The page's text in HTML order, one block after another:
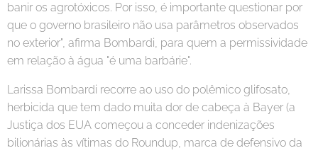
banir os agrotóxicos. Por isso, é importante questionar por
que o governo brasileiro não usa parâmetros observados
no exterior", afirma Bombardi, para quem a permissividade
em relação à água "é uma barbárie".
Larissa Bombardi recorre ao uso do polêmico glifosato,
herbicida que tem dado muita dor de cabeça à Bayer (a
Justiça dos EUA começou a conceder indenizações
bilionárias às vítimas do Roundup, marca de defensivo da